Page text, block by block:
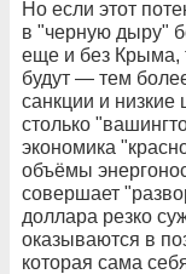
Но если этот
в "черную дыру"
еще и без Крыма,
будут — тем
санкции и
столько
экономика
объёмы
совершает
доллара резко
оказываются в
которая сама